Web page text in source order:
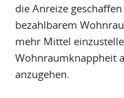
die Anreize
bezahlbarem
mehr Mittel
Wohnraumknappheit
anzugehen.